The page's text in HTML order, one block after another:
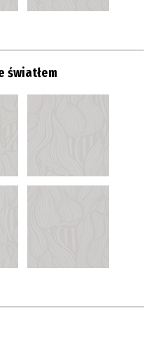
światłem